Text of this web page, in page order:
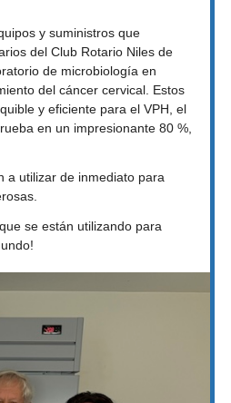
y suministros que
del Club Rotario Niles de
de microbiología en
del cáncer cervical. Estos
y eficiente para el VPH, el
en un impresionante 80 %,
a utilizar de inmediato para
se están utilizando para